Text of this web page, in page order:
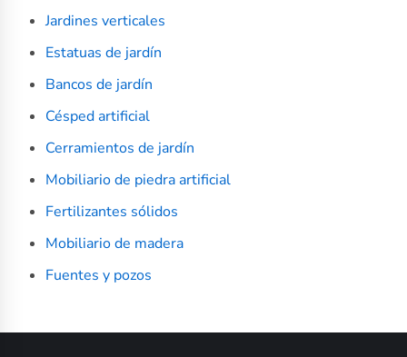
Jardines verticales
Estatuas de jardín
Bancos de jardín
Césped artificial
Cerramientos de jardín
Mobiliario de piedra artificial
Fertilizantes sólidos
Mobiliario de madera
Fuentes y pozos